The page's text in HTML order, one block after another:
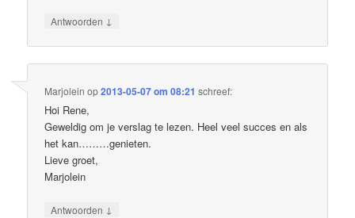
Antwoorden ↓
Marjolein op2013-05-07 om 08:21 schreef:
Hoi Rene,
Geweldig om je verslag te lezen. Heel veel succes en als
het kan………genieten.
Lieve groet,
Marjolein
Antwoorden ↓